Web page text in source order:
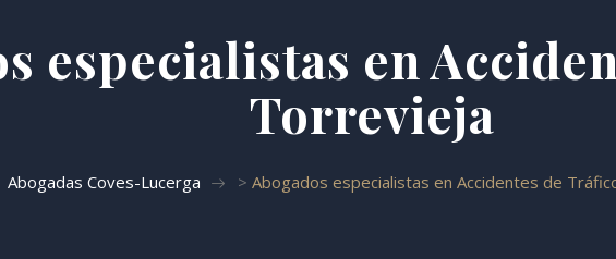
especialistas en
Torrevieja
Abogadas Coves-Lucerga > Abogados especialistas en Accidentes de